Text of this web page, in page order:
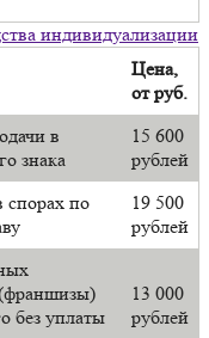
индивидуализации
Цена,
от руб.
в
знака
15 600
рублей
спорах по
19 500
рублей
(франшизы)
без уплаты
13 000
рублей